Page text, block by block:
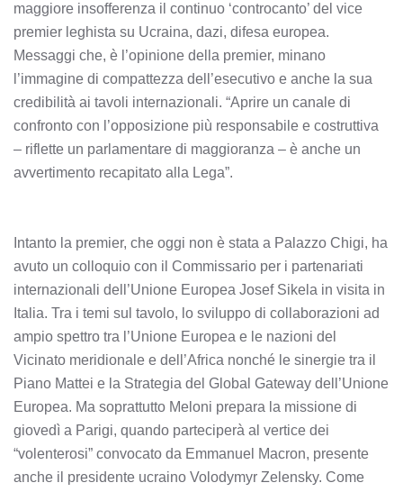
maggiore insofferenza il continuo ‘controcanto’ del vice
premier leghista su Ucraina, dazi, difesa europea.
Messaggi che, è l’opinione della premier, minano
l’immagine di compattezza dell’esecutivo e anche la sua
credibilità ai tavoli internazionali. “Aprire un canale di
confronto con l’opposizione più responsabile e costruttiva
– riflette un parlamentare di maggioranza – è anche un
avvertimento recapitato alla Lega”.
Intanto la premier, che oggi non è stata a Palazzo Chigi, ha
avuto un colloquio con il Commissario per i partenariati
internazionali dell’Unione Europea Josef Sikela in visita in
Italia. Tra i temi sul tavolo, lo sviluppo di collaborazioni ad
ampio spettro tra l’Unione Europea e le nazioni del
Vicinato meridionale e dell’Africa nonché le sinergie tra il
Piano Mattei e la Strategia del Global Gateway dell’Unione
Europea. Ma soprattutto Meloni prepara la missione di
giovedì a Parigi, quando parteciperà al vertice dei
“volenterosi” convocato da Emmanuel Macron, presente
anche il presidente ucraino Volodymyr Zelensky. Come